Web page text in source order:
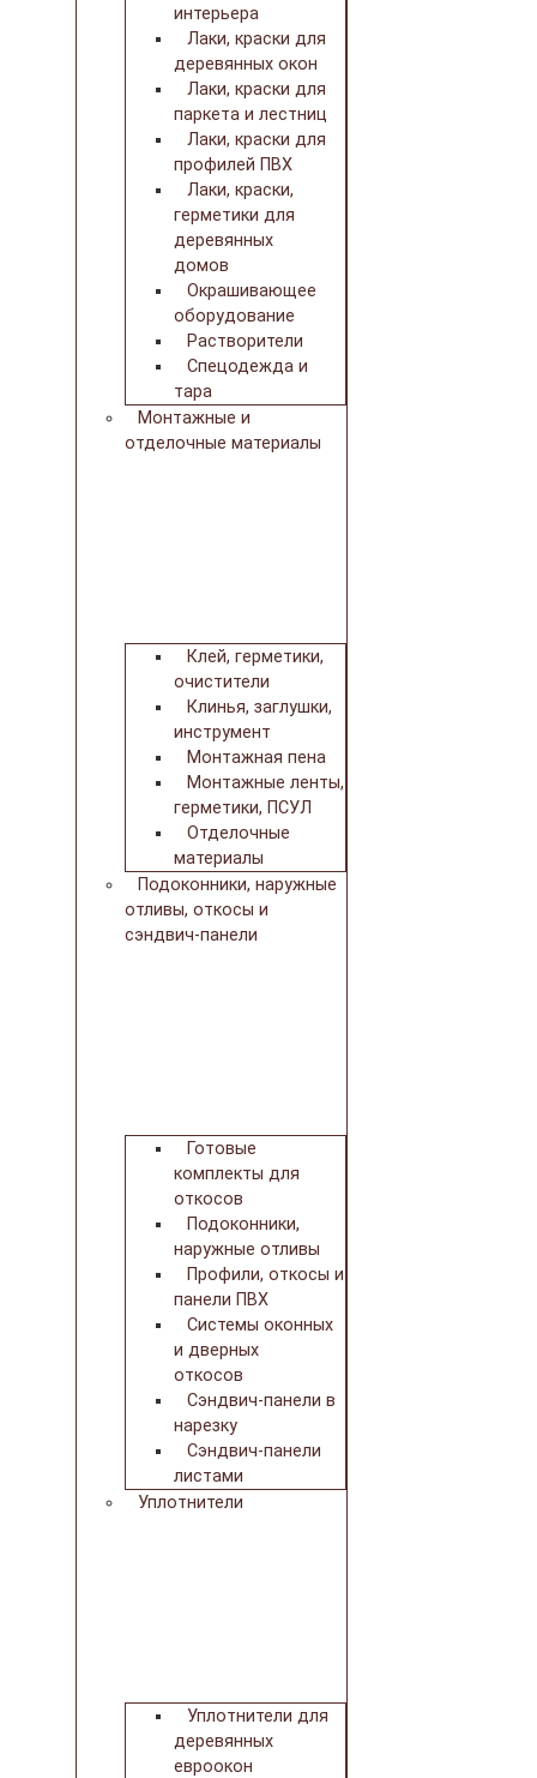
интерьера
Лаки, краски для
деревянных окон
Лаки, краски для
паркета и лестниц
Лаки, краски для
профилей ПВХ
Лаки, краски,
герметики для
деревянных
домов
Окрашивающее
оборудование
Растворители
Спецодежда и
тара
Монтажные и
отделочные материалы
Клей, герметики,
очистители
Клинья, заглушки,
инструмент
Монтажная пена
Монтажные ленты,
герметики, ПСУЛ
Отделочные
материалы
Подоконники, наружные
отливы, откосы и
сэндвич-панели
Готовые
комплекты для
откосов
Подоконники,
наружные отливы
Профили, откосы и
панели ПВХ
Системы оконных
и дверных
откосов
Сэндвич-панели в
нарезку
Сэндвич-панели
листами
Уплотнители
Уплотнители для
деревянных
евроокон